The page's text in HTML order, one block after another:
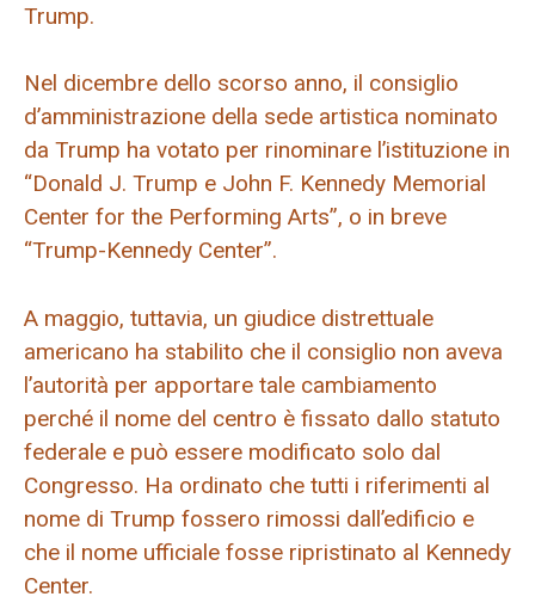
Trump.
Nel dicembre dello scorso anno, il consiglio
d’amministrazione della sede artistica nominato
da Trump ha votato per rinominare l’istituzione in
“Donald J. Trump e John F. Kennedy Memorial
Center for the Performing Arts”, o in breve
“Trump-Kennedy Center”.
A maggio, tuttavia, un giudice distrettuale
americano ha stabilito che il consiglio non aveva
l’autorità per apportare tale cambiamento
perché il nome del centro è fissato dallo statuto
federale e può essere modificato solo dal
Congresso. Ha ordinato che tutti i riferimenti al
nome di Trump fossero rimossi dall’edificio e
che il nome ufficiale fosse ripristinato al Kennedy
Center.